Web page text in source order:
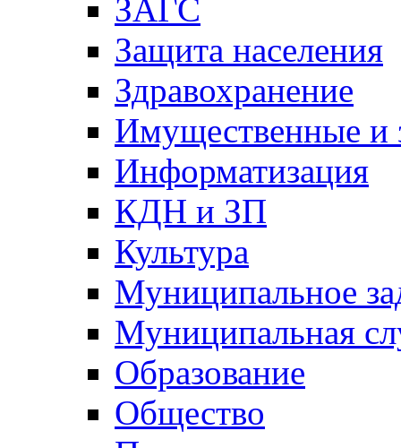
ЗАГС
Защита населения
Здравохранение
Имущественные и
Информатизация
КДН и ЗП
Культура
Муниципальное
Муниципальная
Образование
Общество